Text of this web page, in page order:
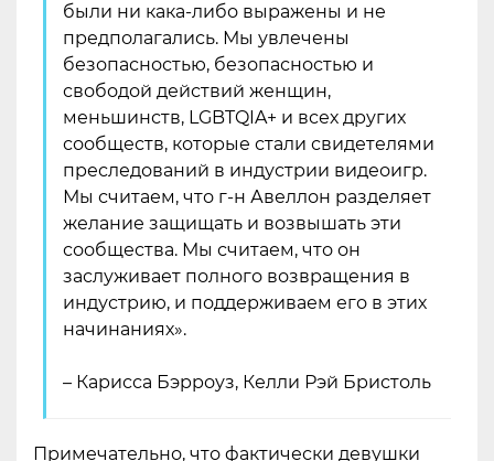
были ни кака-либо выражены и не
предполагались. Мы увлечены
безопасностью, безопасностью и
свободой действий женщин,
меньшинств, LGBTQIA+ и всех других
сообществ, которые стали свидетелями
преследований в индустрии видеоигр.
Мы считаем, что г-н Авеллон разделяет
желание защищать и возвышать эти
сообщества. Мы считаем, что он
заслуживает полного возвращения в
индустрию, и поддерживаем его в этих
начинаниях».
– Карисса Бэрроуз, Келли Рэй Бристоль
Примечательно, что фактически девушки